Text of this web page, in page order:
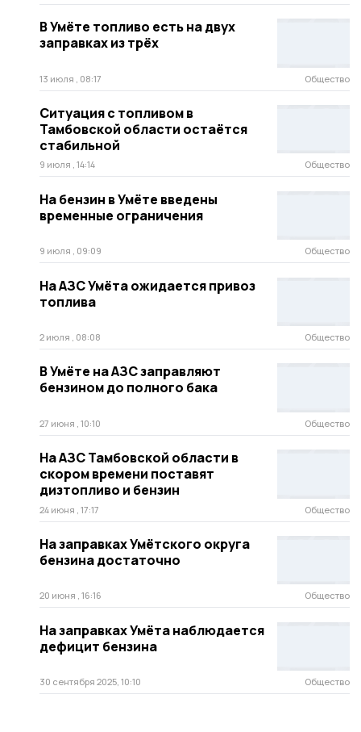
В Умёте топливо есть на двух
заправках из трёх
13 июля , 08:17 Общество
Ситуация с топливом в
Тамбовской области остаётся
стабильной
9 июля , 14:14 Общество
На бензин в Умёте введены
временные ограничения
9 июля , 09:09 Общество
На АЗС Умёта ожидается привоз
топлива
2 июля , 08:08 Общество
В Умёте на АЗС заправляют
бензином до полного бака
27 июня , 10:10 Общество
На АЗС Тамбовской области в
скором времени поставят
дизтопливо и бензин
24 июня , 17:17 Общество
На заправках Умётского округа
бензина достаточно
20 июня , 16:16 Общество
На заправках Умёта наблюдается
дефицит бензина
30 сентября 2025, 10:10 Общество